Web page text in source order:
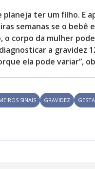
ter um filho. E
semanas se o bebê
o corpo da mulher
a gravidez
ela pode variar”,
SINAIS GRAVIDEZ